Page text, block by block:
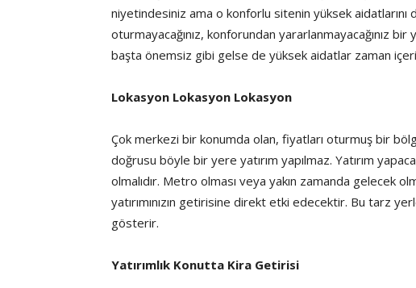
niyetindesiniz ama o konforlu sitenin yüksek aidatlarını
oturmayacağınız, konforundan yararlanmayacağınız
başta önemsiz gibi gelse de yüksek aidatlar zaman
Lokasyon Lokasyon Lokasyon
Çok merkezi bir konumda olan, fiyatları oturmuş bir
doğrusu böyle bir yere yatırım yapılmaz. Yatırım
olmalıdır. Metro olması veya yakın zamanda gelecek
yatırımınızın getirisine direkt etki edecektir. Bu tarz
gösterir.
Yatırımlık Konutta Kira Getirisi